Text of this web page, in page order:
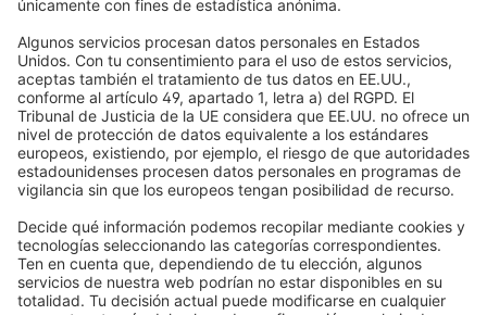
Mosquiteras
Toldos
Casa inteligente
Electrónica y radio
Condiciones de los cupones
Instrucciones de seguridad
Registros
Información obligatoria para consumidores
Formas de pago
Socios de envío
Aviso legal
Términos y Condiciones de Uso